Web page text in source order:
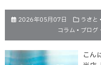
2026年05月07日 うさと •
コラム • ブログ
こん